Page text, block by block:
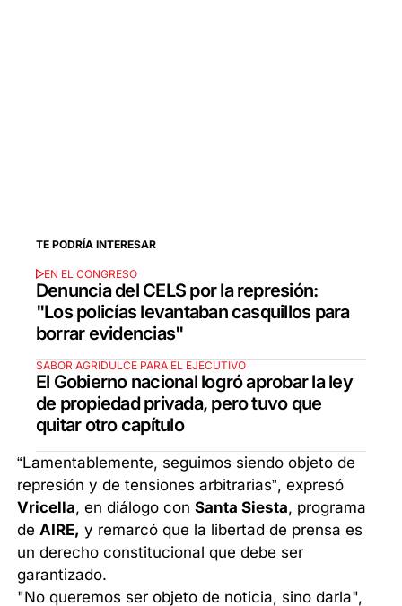
TE PODRÍA INTERESAR
EN EL CONGRESO
Denuncia del CELS por la represión:
"Los policías levantaban casquillos para
borrar evidencias"
SABOR AGRIDULCE PARA EL EJECUTIVO
El Gobierno nacional logró aprobar la ley
de propiedad privada, pero tuvo que
quitar otro capítulo
“Lamentablemente, seguimos siendo objeto de
represión y de tensiones arbitrarias”, expresó
Vricella, en diálogo conSanta Siesta, programa
deAIRE, y remarcó que la libertad de prensa es
un derecho constitucional que debe ser
garantizado.
"No queremos ser objeto de noticia, sino darla",